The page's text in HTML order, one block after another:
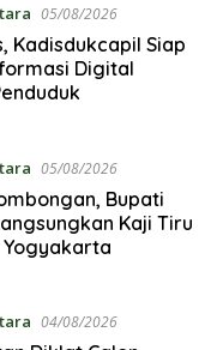
05/08/2026
Kadisdukcapil Siap
Digital
05/08/2026
Bupati
Kaji Tiru
Yogyakarta
04/08/2026